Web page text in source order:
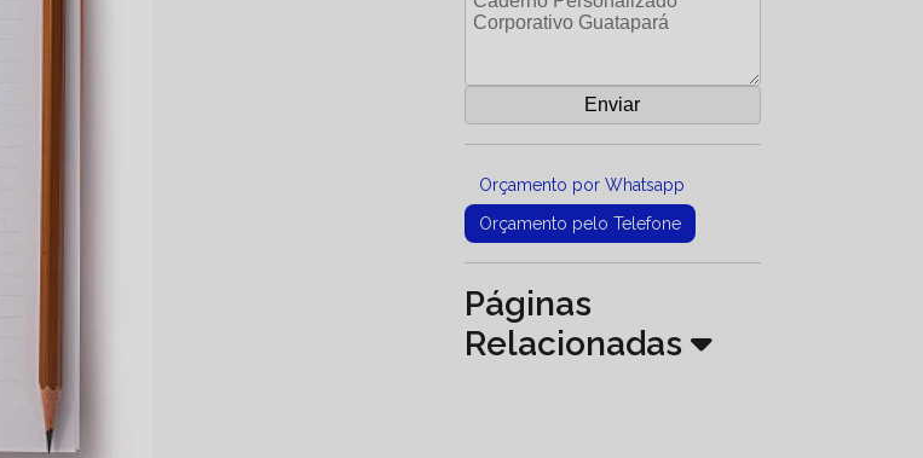
Orçamento por Whatsapp
Orçamento pelo Telefone
Páginas
Relacionadas